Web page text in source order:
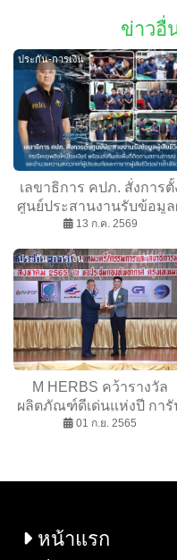
ข่าวอื่
ประกัน-การเงิน
เลขาธิการ คปภ. สั่งการตั้
ศูนย์ประสานงานรับข้อมูล
เสียชีวิต กรณีเหตุเพลิงไหม้
ที่ติดตามสถานการณ์และ
อำนวยความสะดวกแก่ผู้
ประสบภัยและทายาทผู้เสีย
ชีวิตอย่างใกล้ชิด
13 ก.ค. 2569
ประกัน-การเงิน
M HERBS คว้ารางวัล
ผลิตภัณฑ์ดีเด่นแห่งปี การั
ตีคุณภาพด้านสมุนไพร
01 ก.ย. 2565
หน้าแรก